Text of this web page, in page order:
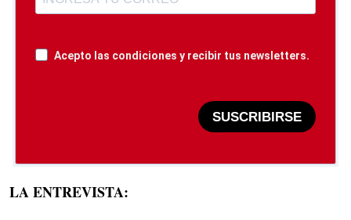
Acepto las condiciones y recibir tus newsletters.
SUSCRIBIRSE
LA ENTREVISTA: